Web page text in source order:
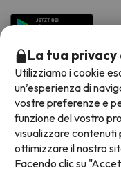
Metodi di pagamento
La tua
Utilizziamo i cookie
un’esperienza di
vostre preferenze e
funzione del vostro
visualizzare contenuti
ottimizzare il nostro
Facendo clic su